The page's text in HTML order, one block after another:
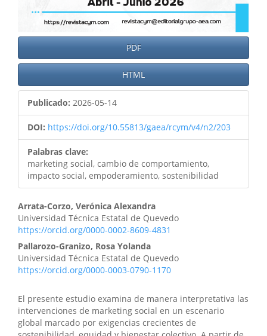
PDF
HTML
Publicado: 2026-05-14
DOI: https://doi.org/10.55813/gaea/rcym/v4/n2/203
Palabras clave:
marketing social, cambio de comportamiento,
impacto social, empoderamiento, sostenibilidad
Arrata-Corzo, Verónica Alexandra
Universidad Técnica Estatal de Quevedo
https://orcid.org/0000-0002-8609-4831
Pallarozo-Granizo, Rosa Yolanda
Universidad Técnica Estatal de Quevedo
https://orcid.org/0000-0003-0790-1170
El presente estudio examina de manera interpretativa las
intervenciones de marketing social en un escenario
global marcado por exigencias crecientes de